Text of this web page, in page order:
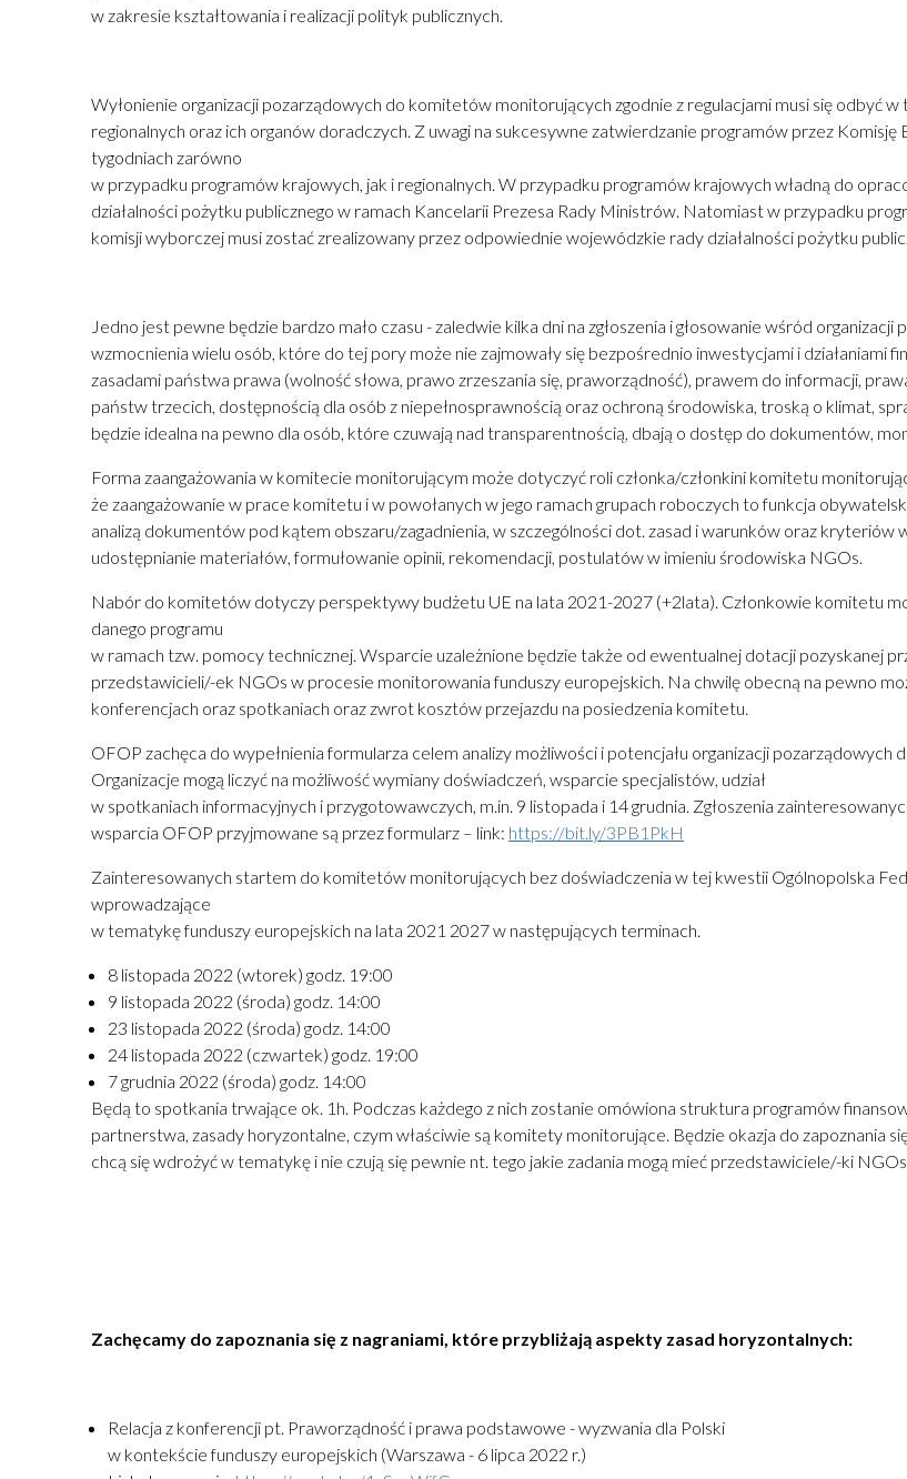
w zakresie kształtowania i realizacji polityk publicznych.
Wyłonienie organizacji pozarządowych do komitetów monitorujących zgodnie z regulacjami musi się odbyć
regionalnych oraz ich organów doradczych. Z uwagi na sukcesywne zatwierdzanie programów przez
tygodniach zarówno
w przypadku programów krajowych, jak i regionalnych. W przypadku programów krajowych władną do
działalności pożytku publicznego w ramach Kancelarii Prezesa Rady Ministrów. Natomiast w przypadku
komisji wyborczej musi zostać zrealizowany przez odpowiednie wojewódzkie rady działalności pożytku
Jedno jest pewne będzie bardzo mało czasu - zaledwie kilka dni na zgłoszenia i głosowanie wśród
wzmocnienia wielu osób, które do tej pory może nie zajmowały się bezpośrednio inwestycjami i działaniami
zasadami państwa prawa (wolność słowa, prawo zrzeszania się, praworządność), prawem do informacji,
państw trzecich, dostępnością dla osób z niepełnosprawnością oraz ochroną środowiska, troską o klimat,
będzie idealna na pewno dla osób, które czuwają nad transparentnością, dbają o dostęp do dokumentów,
Forma zaangażowania w komitecie monitorującym może dotyczyć roli członka/członkini komitetu
że zaangażowanie w prace komitetu i w powołanych w jego ramach grupach roboczych to funkcja
analizą dokumentów pod kątem obszaru/zagadnienia, w szczególności dot. zasad i warunków oraz
udostępnianie materiałów, formułowanie opinii, rekomendacji, postulatów w imieniu środowiska NGOs.
Nabór do komitetów dotyczy perspektywy budżetu UE na lata 2021-2027 (+2lata). Członkowie komitetu
danego programu
w ramach tzw. pomocy technicznej. Wsparcie uzależnione będzie także od ewentualnej dotacji pozyskanej
przedstawicieli/-ek NGOs w procesie monitorowania funduszy europejskich. Na chwilę obecną na pewno
konferencjach oraz spotkaniach oraz zwrot kosztów przejazdu na posiedzenia komitetu.
OFOP zachęca do wypełnienia formularza celem analizy możliwości i potencjału organizacji
Organizacje mogą liczyć na możliwość wymiany doświadczeń, wsparcie specjalistów, udział
w spotkaniach informacyjnych i przygotowawczych, m.in. 9 listopada i 14 grudnia. Zgłoszenia
wsparcia OFOP przyjmowane są przez formularz – link: https://bit.ly/3PB1PkH
Zainteresowanych startem do komitetów monitorujących bez doświadczenia w tej kwestii Ogólnopolska
wprowadzające
w tematykę funduszy europejskich na lata 2021 2027 w następujących terminach.
8 listopada 2022 (wtorek) godz. 19:00
9 listopada 2022 (środa) godz. 14:00
23 listopada 2022 (środa) godz. 14:00
24 listopada 2022 (czwartek) godz. 19:00
7 grudnia 2022 (środa) godz. 14:00
Będą to spotkania trwające ok. 1h. Podczas każdego z nich zostanie omówiona struktura programów
partnerstwa, zasady horyzontalne, czym właściwie są komitety monitorujące. Będzie okazja do zapoznania
chcą się wdrożyć w tematykę i nie czują się pewnie nt. tego jakie zadania mogą mieć przedstawiciele/-ki
Zachęcamy do zapoznania się z nagraniami, które przybliżają aspekty zasad horyzontalnych:
Relacja z konferencji pt. Praworządność i prawa podstawowe - wyzwania dla Polski
w kontekście funduszy europejskich (Warszawa - 6 lipca 2022 r.)